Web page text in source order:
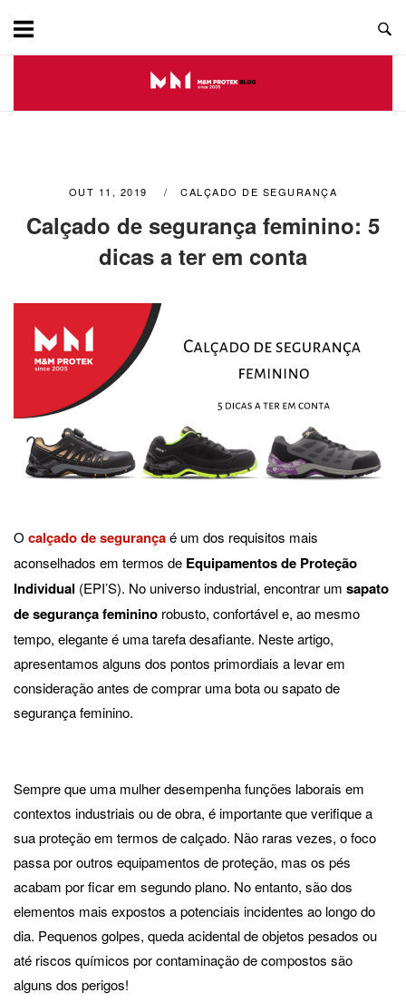
content
OUT 11, 2019 CALÇADO DE SEGURANÇA
Calçado de segurança feminino: 5
dicas a ter em conta
O calçado de segurançaé um dos requisitos mais
aconselhados em termos de Equipamentos de Proteção
Individual (EPI’S). No universo industrial, encontrar um sapato
de segurança feminino robusto, confortável e, ao mesmo
tempo, elegante é uma tarefa desafiante. Neste artigo,
apresentamos alguns dos pontos primordiais a levar em
consideração antes de comprar uma bota ou sapato de
segurança feminino.
Sempre que uma mulher desempenha funções laborais em
contextos industriais ou de obra, é importante que verifique a
sua proteção em termos de calçado. Não raras vezes, o foco
passa por outros equipamentos de proteção, mas os pés
acabam por ficar em segundo plano. No entanto, são dos
elementos mais expostos a potenciais incidentes ao longo do
dia. Pequenos golpes, queda acidental de objetos pesados ou
até riscos químicos por contaminação de compostos são
alguns dos perigos!